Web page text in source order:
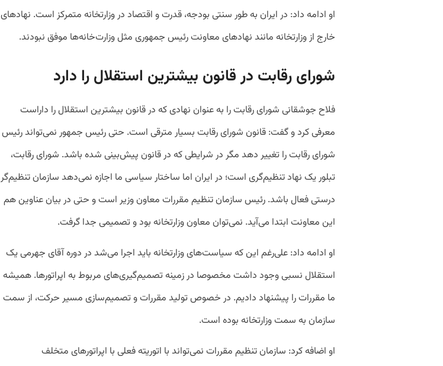
او ادامه داد: در ایران به طور سنتی بودجه، قدرت و اقتصاد در وزارتخانه متمرکز است. نهادهای
خارج از وزارتخانه مانند نهادهای معاونت رئیس جمهوری مثل وزارت‌خانه‌ها موفق نبودند.
شورای رقابت در قانون بیشترین استقلال را دارد
فلاح جوشقانی شورای رقابت را به عنوان نهادی که در قانون بیشترین استقلال را داراست
معرفی کرد و گفت: قانون شورای رقابت بسیار مترقی است. حتی رئیس جمهور نمی‌تواند رئیس
شورای رقابت را تغییر دهد مگر در شرایطی که در قانون پیش‌بینی شده باشد. شورای رقابت،
تبلور یک نهاد تنظیم‌گری است؛ در ایران اما ساختار سیاسی ما اجازه نمی‌دهد سازمان تنظیم‌گر
درستی فعال باشد. رئیس سازمان تنظیم مقررات معاون وزیر است و حتی در بیان عناوین هم
این معاونت ابتدا می‌آید. نمی‌توان معاون وزارتخانه بود و تصمیمی جدا گرفت.
او ادامه داد: علی‌رغم این که سیاست‌های وزارتخانه باید اجرا می‌شد در دوره آقای جهرمی یک
استقلال نسبی وجود داشت مخصوصا در زمینه‌ تصمیم‌گیری‌های مربوط به اپراتورها. همیشه
ما مقررات را پیشنهاد دادیم. در خصوص تولید مقررات و تصمیم‌سازی مسیر حرکت، از سمت
سازمان به سمت وزارتخانه بوده است.
او اضافه کرد: سازمان تنظیم مقررات نمی‌تواند با اتوریته فعلی با اپراتورهای متخلف